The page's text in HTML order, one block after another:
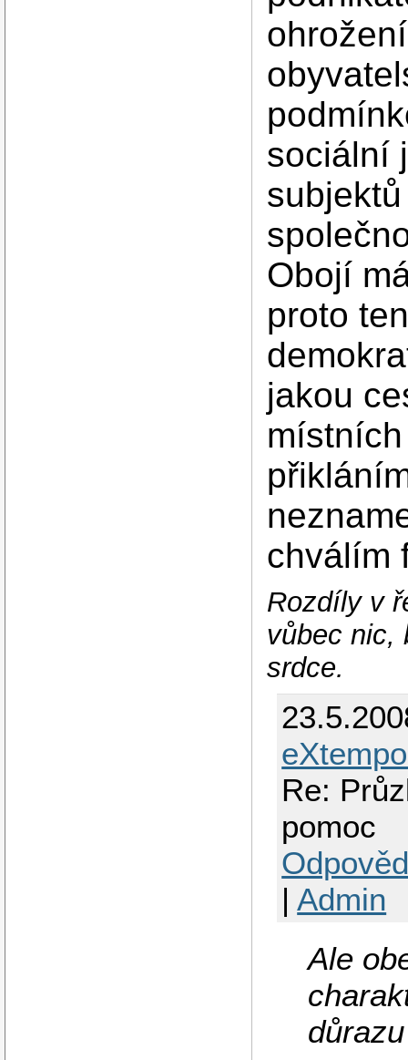
sociální
Obojí
proto
jakou
chválím
Rozdíly v
vůbec nic,
srdce.
Re:
pomoc
|Admin
Ale